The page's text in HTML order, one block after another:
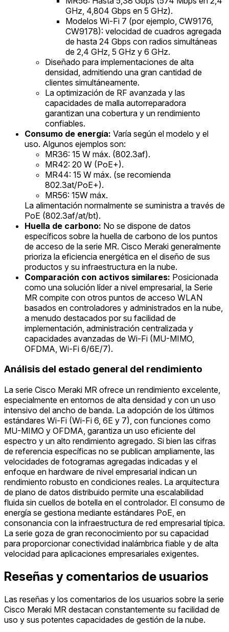
GHz, 4,804 Gbps en 5 GHz).
Modelos Wi-Fi 7 (por ejemplo, CW9176,
CW9178): velocidad de cuadros agregada
de hasta 24 Gbps con radios simultáneas
de 2,4 GHz, 5 GHz y 6 GHz.
Diseñado para implementaciones de alta
densidad, admitiendo una gran cantidad de
clientes simultáneamente.
La optimización de RF avanzada y las
capacidades de malla autorreparadora
garantizan una cobertura y un rendimiento
confiables.
Consumo de energía: Varía según el modelo y el
uso. Algunos ejemplos son:
MR36: 15 W máx. (802.3af).
MR42: 20 W (PoE+).
MR44: 15 W máx. (se recomienda
802.3at/PoE+).
MR56: 15W máx.
La alimentación normalmente se suministra a través de
PoE (802.3af/at/bt).
Huella de carbono: No se dispone de datos
específicos sobre la huella de carbono de los puntos
de acceso de la serie MR. Cisco Meraki generalmente
prioriza la eficiencia energética en el diseño de sus
productos y su infraestructura en la nube.
Comparación con activos similares: Posicionada
como una solución líder a nivel empresarial, la Serie
MR compite con otros puntos de acceso WLAN
basados en controladores y administrados en la nube,
a menudo destacados por su facilidad de
implementación, administración centralizada y
capacidades avanzadas de Wi-Fi (MU-MIMO,
OFDMA, Wi-Fi 6/6E/7).
Análisis del estado general del rendimiento
La serie Cisco Meraki MR ofrece un rendimiento excelente,
especialmente en entornos de alta densidad y con un uso
intensivo del ancho de banda. La adopción de los últimos
estándares Wi-Fi (Wi-Fi 6, 6E y 7), con funciones como
MU-MIMO y OFDMA, garantiza un uso eficiente del
espectro y un alto rendimiento agregado. Si bien las cifras
de referencia específicas no se publican ampliamente, las
velocidades de fotogramas agregadas indicadas y el
enfoque en hardware de nivel empresarial indican un
rendimiento robusto en condiciones reales. La arquitectura
de plano de datos distribuido permite una escalabilidad
fluida sin cuellos de botella en el controlador. El consumo de
energía se gestiona mediante estándares PoE, en
consonancia con la infraestructura de red empresarial típica.
La serie goza de gran reconocimiento por su capacidad
para proporcionar conectividad inalámbrica fiable y de alta
velocidad para aplicaciones empresariales exigentes.
Reseñas y comentarios de usuarios
Las reseñas y los comentarios de los usuarios sobre la serie
Cisco Meraki MR destacan constantemente su facilidad de
uso y sus potentes capacidades de gestión de la nube.